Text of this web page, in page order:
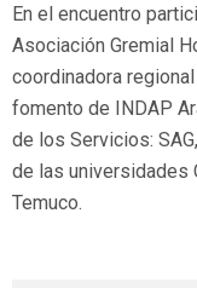
En el encuentro
Asociación Gremial
coordinadora
fomento de INDAP
de los Servicios:
de las universidades
Temuco.